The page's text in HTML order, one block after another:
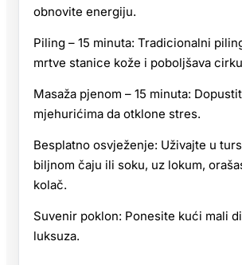
obnovite energiju.
Piling – 15 minuta: Tradicionalni
mrtve stanice kože i poboljšava
Masaža pjenom – 15 minuta:
mjehurićima da otklone stres.
Besplatno osvježenje: Uživajte u
biljnom čaju ili soku, uz lokum,
kolač.
Suvenir poklon: Ponesite kući mali
luksuza.